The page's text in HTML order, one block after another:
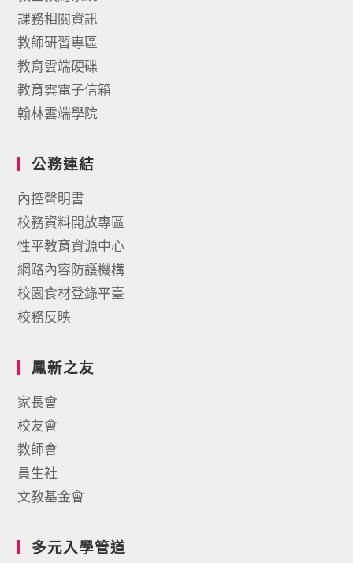
課務相關資訊
教師研習專區
教育雲端硬碟
教育雲電子信箱
翰林雲端學院
公務連結
內控聲明書
校務資料開放專區
性平教育資源中心
網路內容防護機構
校園食材登錄平臺
校務反映
鳳新之友
家長會
校友會
教師會
員生社
文教基金會
多元入學管道